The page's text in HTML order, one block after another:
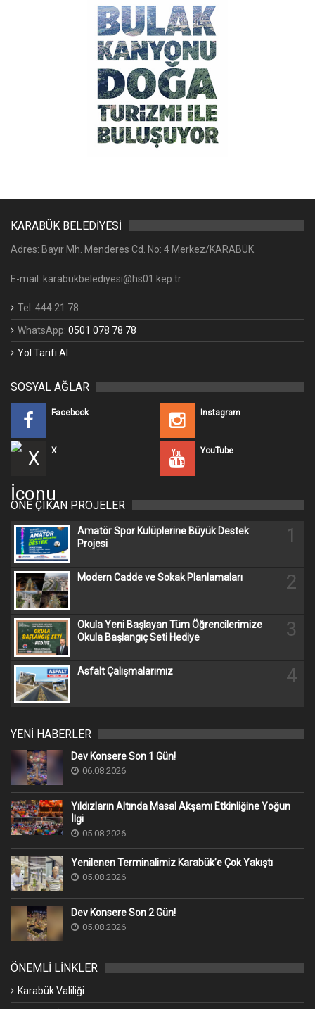
KARABÜK BELEDİYESİ
Adres: Bayır Mh. Menderes Cd. No: 4 Merkez/KARABÜK
E-mail: karabukbelediyesi@hs01.kep.tr
Tel: 444 21 78
WhatsApp: 0501 078 78 78
Yol Tarifi Al
SOSYAL AĞLAR
Facebook Instagram
X YouTube
ÖNE ÇIKAN PROJELER
Amatör Spor Kulüplerine Büyük Destek
Projesi
1
Modern Cadde ve Sokak Planlamaları 2
Okula Yeni Başlayan Tüm Öğrencilerimize
Okula Başlangıç Seti Hediye
3
Asfalt Çalışmalarımız 4
YENİ HABERLER
Dev Konsere Son 1️ Gün!
06.08.2026
Yıldızların Altında Masal Akşamı Etkinliğine Yoğun
İlgi
05.08.2026
Yenilenen Terminalimiz Karabük’e Çok Yakıştı
05.08.2026
Dev Konsere Son 2️ Gün!
05.08.2026
ÖNEMLİ LİNKLER
Karabük Valiliği